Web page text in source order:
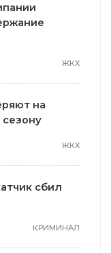
ЖКХ
на
сезону
ЖКХ
сбил
КРИМИНАЛ